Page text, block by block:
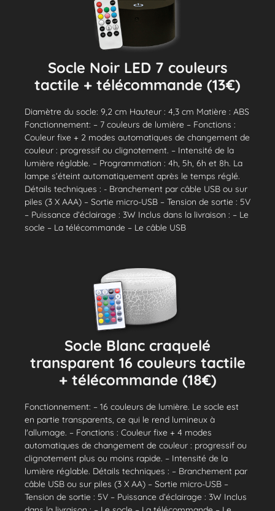
Socle Noir LED 7 couleurs
tactile + télécommande (13€)
Diamètre du socle: 9,2 cm Hauteur : 4,3 cm Matière : ABS
Fonctionnement: – 7 couleurs de lumière – Fonctions :
Couleur fixe + 2 modes automatiques de changement de
couleur : progressif ou clignotement. – Intensité de la
lumière réglable. – Programmation : 4h, 5h, 6h et 8h. La
lampe s’éteint automatiquement après le temps réglé.
Détails techniques : - Branchement par câble USB ou sur
piles (3 X AAA) – Sortie micro-USB – Tension de sortie : 5V
– Puissance d’éclairage : 3W Inclus dans la livraison : – Le
socle – La télécommande – Le câble USB
Socle Blanc craquelé
transparent 16 couleurs tactile
+ télécommande (18€)
Fonctionnement: – 16 couleurs de lumière. Le socle est
en partie transparents, ce qui le rend lumineux à
l'allumage. – Fonctions : Couleur fixe + 4 modes
automatiques de changement de couleur : progressif ou
clignotement plus ou moins rapide. – Intensité de la
lumière réglable. Détails techniques : – Branchement par
câble USB ou sur piles (3 X AA) – Sortie micro-USB –
Tension de sortie : 5V – Puissance d’éclairage : 3W Inclus